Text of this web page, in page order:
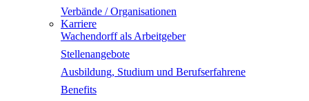
Verbände / Organisationen
Karriere
Wachendorff als Arbeitgeber
Stellenangebote
Ausbildung, Studium und Berufserfahrene
Benefits